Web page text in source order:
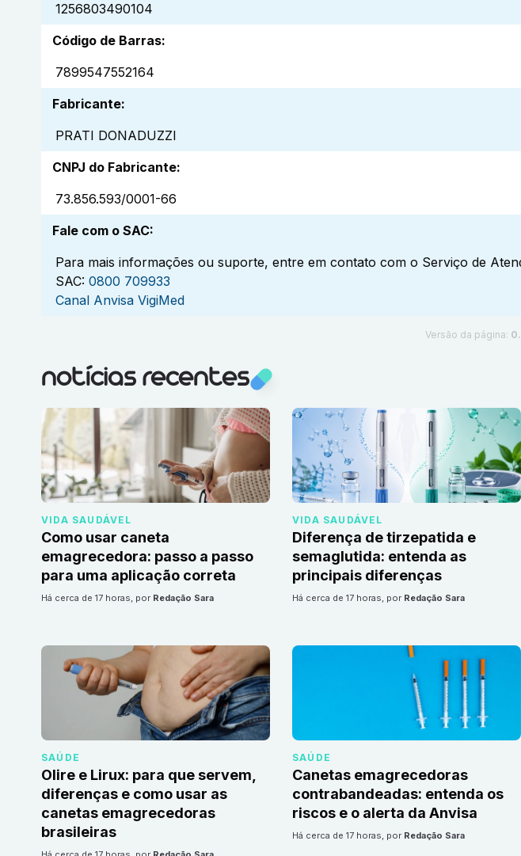
1256803490104
Código de Barras:
7899547552164
Fabricante:
PRATI DONADUZZI
CNPJ do Fabricante:
73.856.593/0001-66
Fale com o SAC:
Para mais informações ou suporte, entre em contato com o Serviço de
SAC: 0800 709933
Canal Anvisa VigiMed
Versão da página:
notícias recentes
VIDA SAUDÁVEL
Como usar caneta
emagrecedora: passo a passo
para uma aplicação correta
há cerca de 17 horas, por Redação Sara
VIDA SAUDÁVEL
Diferença de tirzepatida e
semaglutida: entenda as
principais diferenças
há cerca de 17 horas, por Redação Sara
SAÚDE
Olire e Lirux: para que servem,
diferenças e como usar as
canetas emagrecedoras
brasileiras
SAÚDE
Canetas emagrecedoras
contrabandeadas: entenda os
riscos e o alerta da Anvisa
há cerca de 17 horas, por Redação Sara